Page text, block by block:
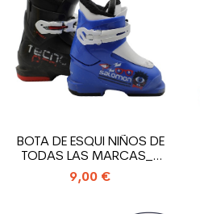
BOTA DE ESQUI NIÑOS DE
TODAS LAS MARCAS_1
GANCHO
9,00 €